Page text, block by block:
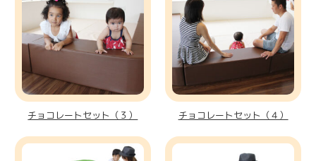
チョコレートセット（３） チョコレートセット（４）